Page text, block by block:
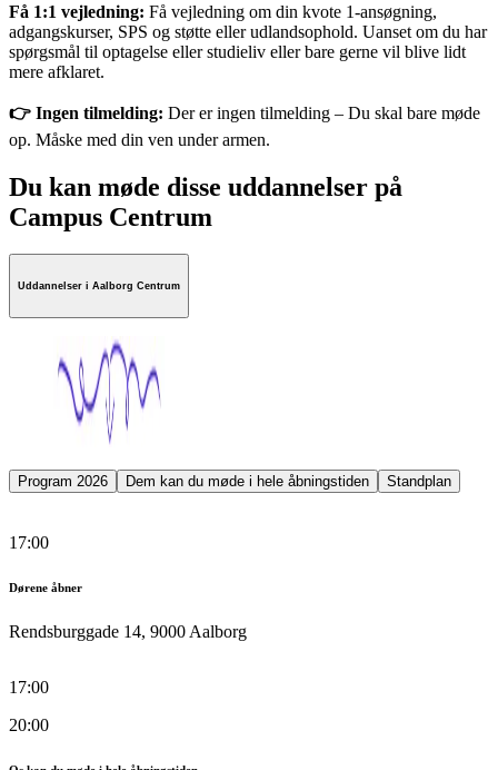
Få 1:1 vejledning: Få vejledning om din kvote 1-ansøgning,
adgangskurser, SPS og støtte eller udlandsophold. Uanset om du har
spørgsmål til optagelse eller studieliv eller bare gerne vil blive lidt
mere afklaret.
👉 Ingen tilmelding: Der er ingen tilmelding – Du skal bare møde
op. Måske med din ven under armen.
Du kan møde disse uddannelser på
Campus Centrum
Uddannelser i Aalborg Centrum
Program 2026 Dem kan du møde i hele åbningstiden Standplan
17:00
Dørene åbner
Rendsburggade 14, 9000 Aalborg
17:00
20:00